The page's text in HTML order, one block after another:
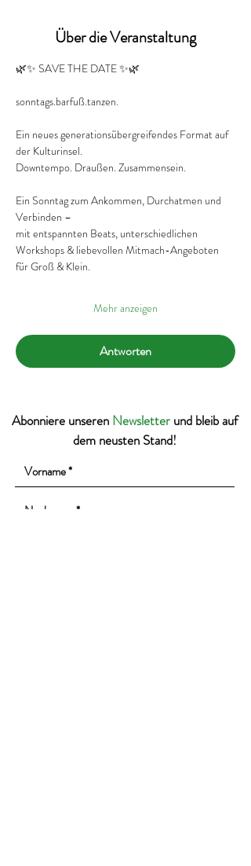
Über die Veranstaltung
🌿✨ SAVE THE DATE ✨🌿
sonntags.barfuß.tanzen.
Ein neues generationsübergreifendes Format auf
der Kulturinsel.
Downtempo. Draußen. Zusammensein.
Ein Sonntag zum Ankommen, Durchatmen und
Verbinden –
mit entspannten Beats, unterschiedlichen
Workshops & liebevollen Mitmach-Angeboten
für Groß & Klein.
Mehr anzeigen
Antworten
Abonniere unseren Newsletter und bleib auf
dem neusten Stand!